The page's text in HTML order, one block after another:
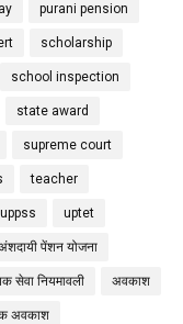
purani pension
scholarship
school inspection
state award
supreme court
teacher
uppss uptet
पेंशन योजना
सेवा नियमावली अवकाश
अवकाश